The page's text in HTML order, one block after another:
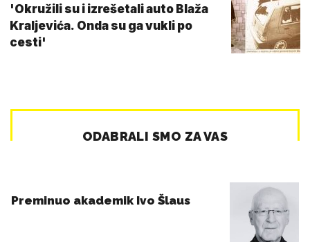
'Okružili su i izrešetali auto Blaža
Kraljevića. Onda su ga vukli po
cesti'